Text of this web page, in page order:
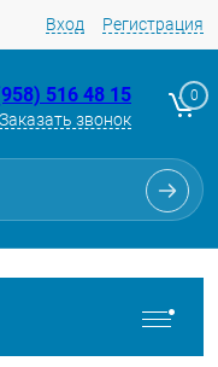
Вход Регистрация
516 48 15
Заказать звонок
0